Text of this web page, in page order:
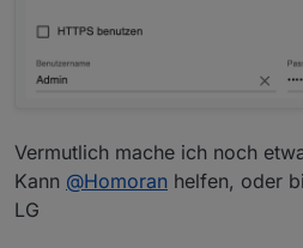
Vermutlich mache ich noch
Kann @Homoran helfen, oder
LG